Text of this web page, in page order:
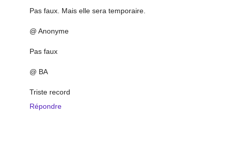
Pas faux. Mais elle sera temporaire.
@ Anonyme
Pas faux
@ BA
Triste record
Répondre